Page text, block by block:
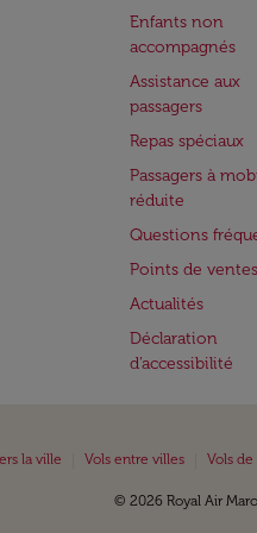
Enfants non
accompagnés
Assistance aux
passagers
Repas spéciaux
Passagers à
réduite
Questions
Points de ventes
Actualités
Déclaration
d’accessibilité
la ville Vols entre villes Vols de
© 2026 Royal Air